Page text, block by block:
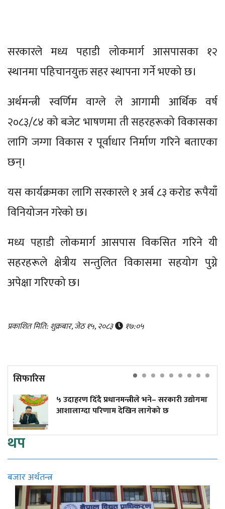
सरकारले मध्य पहाडी लोकमार्ग आसपासका १२
स्थानमा पहिचानयुक्त सहर स्थापना गर्ने भएको छ।
अर्थमन्त्री स्वर्णिम वाग्ले ले आगामी आर्थिक वर्ष
२०८३/८४ को बजेट भाषणमा ती सहरहरूको विकासका
लागि जग्गा विकास र पूर्वाधार निर्माण गरिने बताएका
छन्।
यस कार्यक्रमका लागि सरकारले १ अर्ब ८३ करोड रूपैयाँ
विनियोजन गरेको छ।
मध्य पहाडी लोकमार्ग आसपास विकसित गरिने यी
सहरहरूले क्षेत्रीय सन्तुलित विकासमा सहयोग पुग्ने
अपेक्षा गरिएको छ।
प्रकाशित मिति: शुक्रबार, जेठ १५, २०८३ १७:०५
सिफारिस
५ उदाहरण दिँदै प्रधानमन्त्रीले भने– सरकारी उद्योगमा
आशालाग्दा परिणाम देखिन लागेको छ
थप
बजार अर्थतन्त्र